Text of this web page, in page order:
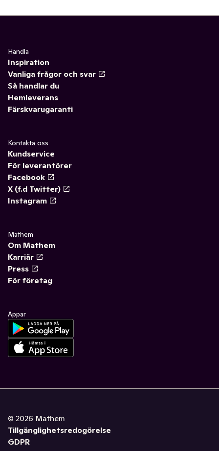
Handla
Inspiration
Vanliga frågor och svar
Så handlar du
Hemleverans
Färskvarugaranti
Kontakta oss
Kundservice
För leverantörer
Facebook
X (f.d Twitter)
Instagram
Mathem
Om Mathem
Karriär
Press
För företag
Appar
© 2026 Mathem
Tillgänglighetsredogörelse
GDPR